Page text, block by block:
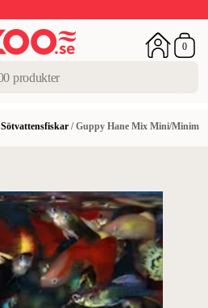
0
Sötvattensfiskar /Guppy Hane Mix Mini/Minim